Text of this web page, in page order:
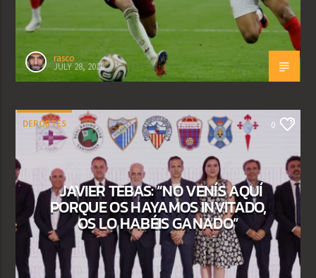
rasco
JULY 28, 2026
DEPORTES 0
JAVIER TEBAS: “NO VENÍS AQUÍ
PORQUE OS HAYAMOS INVITADO,
OS LO HABÉIS GANADO”